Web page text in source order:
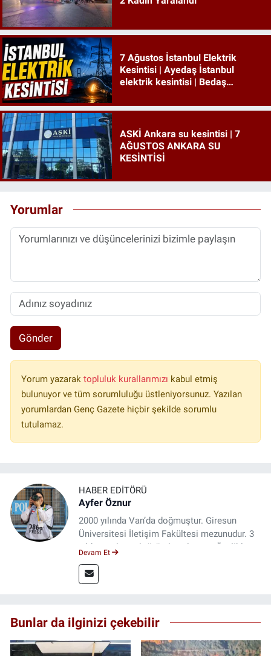
7 Ağustos İstanbul Elektrik
Kesintisi | Ayedaş İstanbul
elektrik kesintisi | Bedaş
ASKİ Ankara su kesintisi | 7
AĞUSTOS ANKARA SU
KESİNTİSİ
Yorumlar
Gönder
Yorum yazarak topluluk kurallarımızı kabul etmiş
bulunuyor ve tüm sorumluluğu üstleniyorsunuz. Yazılan
yorumlardan Genç Gazete hiçbir şekilde sorumlu
tutulamaz.
HABER EDITÖRÜ
Ayfer Öznur
2000 yılında Van’da doğmuştur. Giresun
Üniversitesi İletişim Fakültesi mezunudur. 3
yıldır medya sektöründe çalışıyor. Özelikle
Devam Et
Bunlar da ilginizi çekebilir